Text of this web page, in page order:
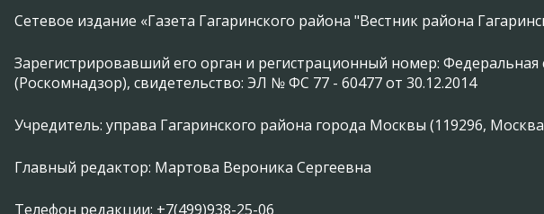
Сетевое издание «Газета Гагаринского района "Вестник района
Зарегистрировавший его орган и регистрационный номер:
(Роскомнадзор), свидетельство: ЭЛ № ФС 77 - 60477 от 30.12.2014
Учредитель: управа Гагаринского района города Москвы (119296,
Главный редактор: Мартова Вероника Сергеевна
Телефон редакции: +7(499)938-25-06